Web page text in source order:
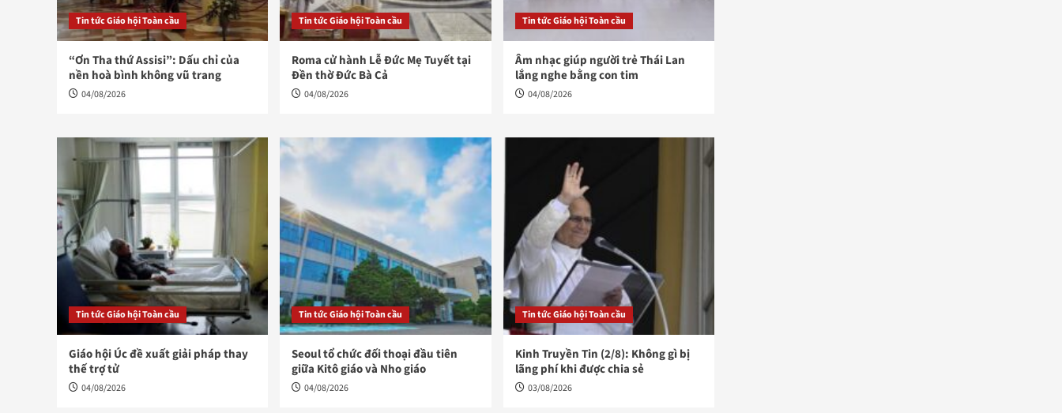
Tin tức Giáo hội Toàn cầu
“Ơn Tha thứ Assisi”: Dấu chỉ của
nền hoà bình không vũ trang
04/08/2026
Tin tức Giáo hội Toàn cầu
Roma cử hành Lễ Đức Mẹ Tuyết tại
Đền thờ Đức Bà Cả
04/08/2026
Tin tức Giáo hội Toàn cầu
Âm nhạc giúp người trẻ Thái Lan
lắng nghe bằng con tim
04/08/2026
Tin tức Giáo hội Toàn cầu
Giáo hội Úc đề xuất giải pháp thay
thế trợ tử
04/08/2026
Tin tức Giáo hội Toàn cầu
Seoul tổ chức đối thoại đầu tiên
giữa Kitô giáo và Nho giáo
04/08/2026
Tin tức Giáo hội Toàn cầu
Kinh Truyền Tin (2/8): Không gì bị
lãng phí khi được chia sẻ
03/08/2026